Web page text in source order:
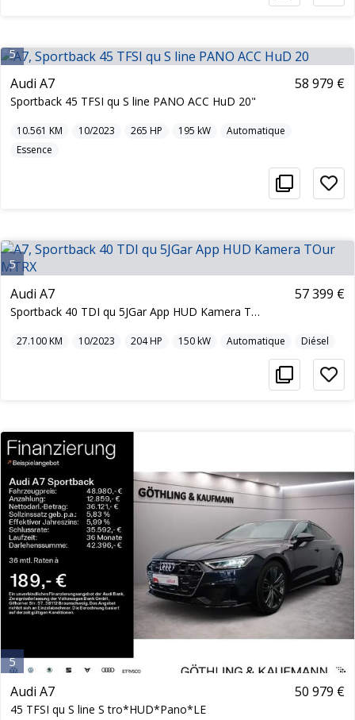
5
Audi A7
Sportback 45 TFSI qu S line PANO ACC HuD 20"
58 979 €
10.561 KM 10/2023 265 HP 195 kW
Automatique
Essence
5
Audi A7
Sportback 40 TDI qu 5JGar App HUD Kamera TOur MTRX
57 399 €
27.100KM 10/2023 204HP 150kW Automatique Diésel
5
Audi A7
45 TFSI qu S line S tro*HUD*Pano*LE
50 979 €